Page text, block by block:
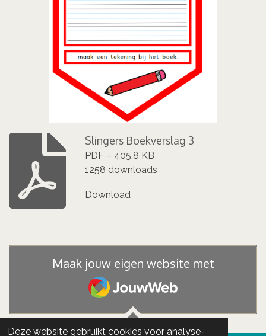
Deze website gebruikt cookies voor analyse-
Slingers Boekverslag 3
PDF – 405,8 KB
1258 downloads
Download
Maak jouw eigen website met
JouwWeb
TOP